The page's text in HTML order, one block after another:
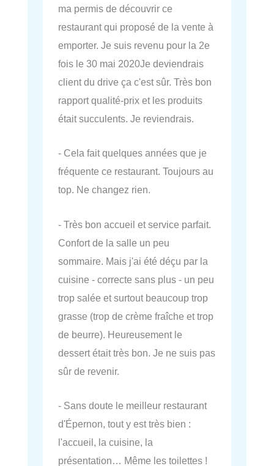
ma permis de découvrir ce
restaurant qui proposé de la vente à
emporter. Je suis revenu pour la 2e
fois le 30 mai 2020Je deviendrais
client du drive ça c'est sûr. Très bon
rapport qualité-prix et les produits
était succulents. Je reviendrais.
- Cela fait quelques années que je
fréquente ce restaurant. Toujours au
top. Ne changez rien.
- Très bon accueil et service parfait.
Confort de la salle un peu
sommaire. Mais j'ai été déçu par la
cuisine - correcte sans plus - un peu
trop salée et surtout beaucoup trop
grasse (trop de crème fraîche et trop
de beurre). Heureusement le
dessert était très bon. Je ne suis pas
sûr de revenir.
- Sans doute le meilleur restaurant
d'Épernon, tout y est très bien :
l'accueil, la cuisine, la
présentation… Même les toilettes !